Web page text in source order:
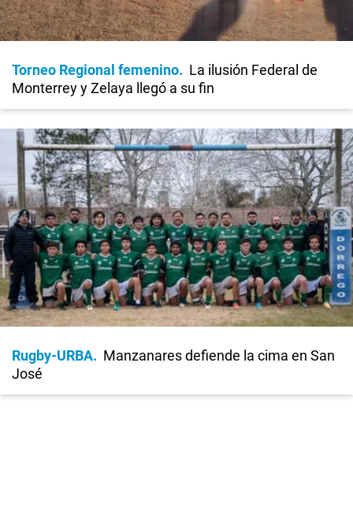
Torneo Regional femenino
La ilusión Federal de
Monterrey y Zelaya llegó a su fin
Rugby-URBA
Manzanares defiende la cima en San
José